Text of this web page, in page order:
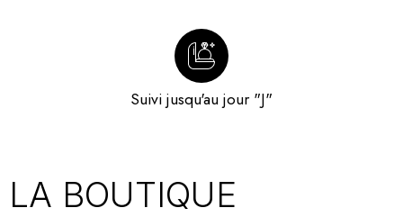
Suivi jusqu'au jour "J"
LA BOUTIQUE